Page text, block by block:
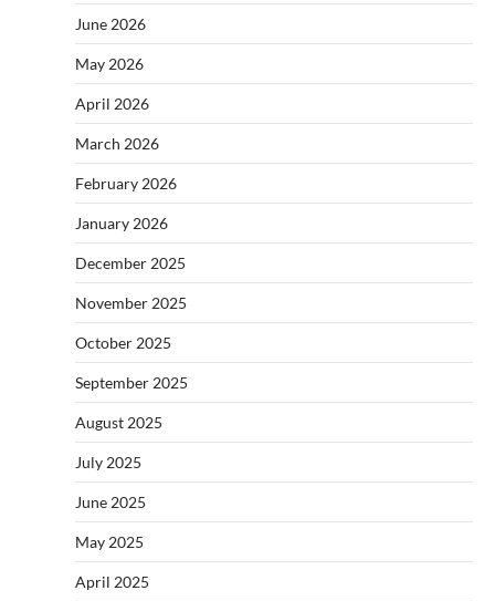
June 2026
May 2026
April 2026
March 2026
February 2026
January 2026
December 2025
November 2025
October 2025
September 2025
August 2025
July 2025
June 2025
May 2025
April 2025